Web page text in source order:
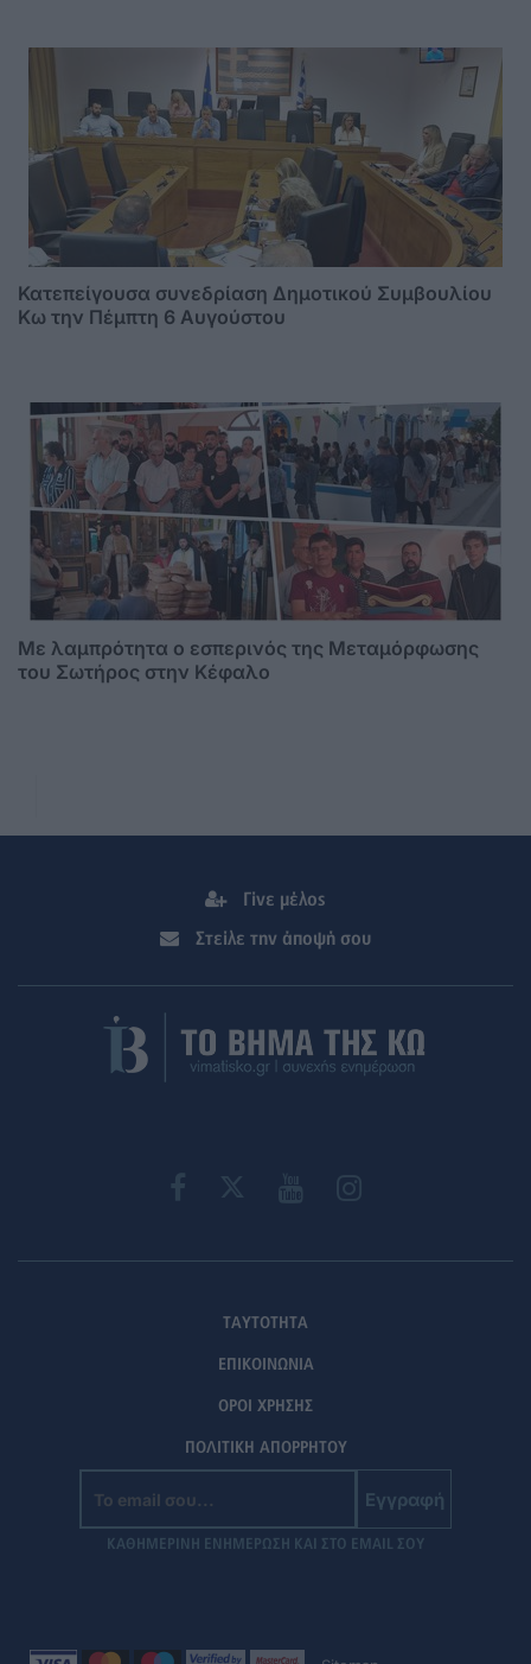
Κατεπείγουσα συνεδρίαση Δημοτικού Συμβουλίου
Κω την Πέμπτη 6 Αυγούστου
Με λαμπρότητα ο εσπερινός της Μεταμόρφωσης
του Σωτήρος στην Κέφαλο
Γίνε μέλος
Στείλε την άποψή σου
ΤΑΥΤΟΤΗΤΑ
ΕΠΙΚΟΙΝΩΝΙΑ
ΟΡΟΙ ΧΡΗΣΗΣ
ΠΟΛΙΤΙΚΗ ΑΠΟΡΡΗΤΟΥ
Εγγραφή
ΚΑΘΗΜΕΡΙΝΗ ΕΝΗΜΕΡΩΣΗ ΚΑΙ ΣΤΟ EMAIL ΣΟΥ